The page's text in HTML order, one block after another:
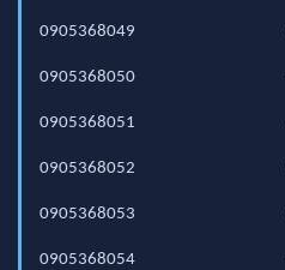
0905368049
0905368050
0905368051
0905368052
0905368053
0905368054